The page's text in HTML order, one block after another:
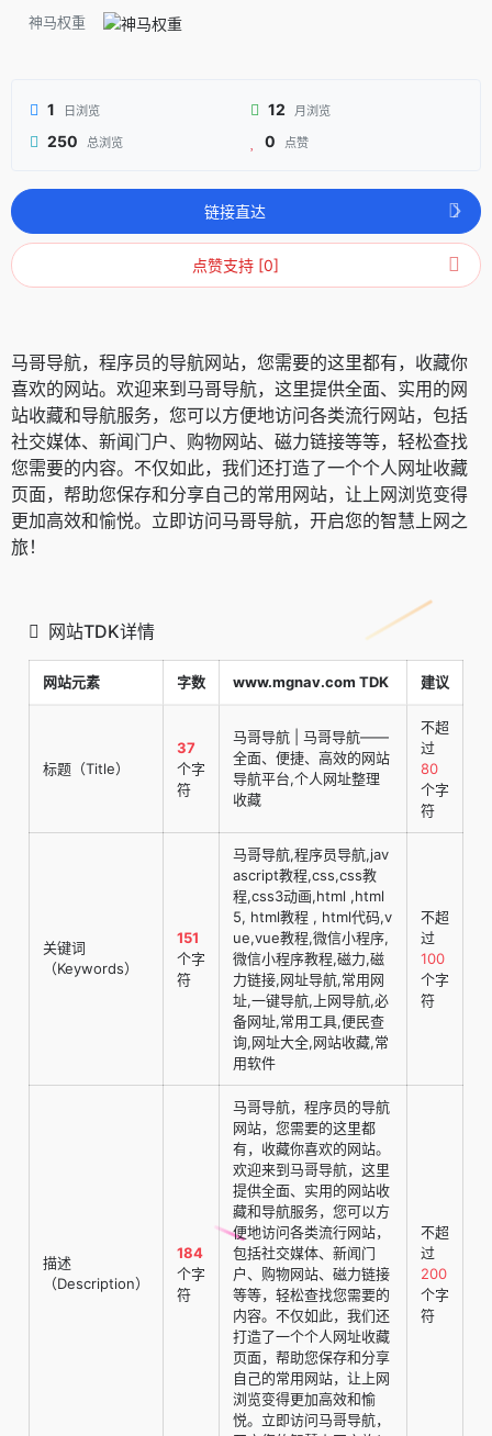
神马权重
1 日浏览 12 月浏览
250 总浏览 0 点赞
链接直达
点赞支持 [0]
马哥导航，程序员的导航网站，您需要的这里都有，收藏你
喜欢的网站。欢迎来到马哥导航，这里提供全面、实用的网
站收藏和导航服务，您可以方便地访问各类流行网站，包括
社交媒体、新闻门户、购物网站、磁力链接等等，轻松查找
您需要的内容。不仅如此，我们还打造了一个个人网址收藏
页面，帮助您保存和分享自己的常用网站，让上网浏览变得
更加高效和愉悦。立即访问马哥导航，开启您的智慧上网之
旅！
网站TDK详情
网站元素 字数 www.mgnav.com TDK 建议
标题（Title）
37
个字
符
马哥导航 | 马哥导航——
全面、便捷、高效的网站
导航平台,个人网址整理
收藏
不超
过
80
个字
符
关键词
（Keywords）
151
个字
符
马哥导航,程序员导航,jav
ascript教程,css,css教
程,css3动画,html ,html
5, html教程 , html代码,v
ue,vue教程,微信小程序,
微信小程序教程,磁力,磁
力链接,网址导航,常用网
址,一键导航,上网导航,必
备网址,常用工具,便民查
询,网址大全,网站收藏,常
用软件
不超
过
100
个字
符
描述
（Description）
184
个字
符
马哥导航，程序员的导航
网站，您需要的这里都
有，收藏你喜欢的网站。
欢迎来到马哥导航，这里
提供全面、实用的网站收
藏和导航服务，您可以方
便地访问各类流行网站，
包括社交媒体、新闻门
户、购物网站、磁力链接
等等，轻松查找您需要的
内容。不仅如此，我们还
打造了一个个人网址收藏
页面，帮助您保存和分享
自己的常用网站，让上网
浏览变得更加高效和愉
悦。立即访问马哥导航，
不超
过
200
个字
符